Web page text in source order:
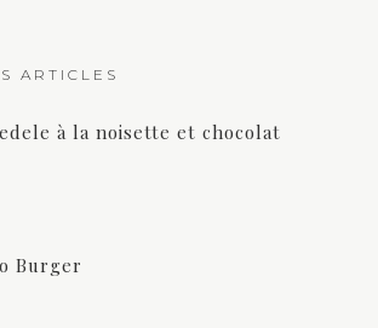
ARTICLES
à la noisette et chocolat
Burger